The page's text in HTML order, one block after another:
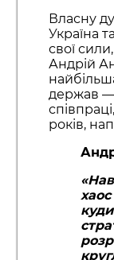
Власну
Україна
свої
Андрій
держав —
років,